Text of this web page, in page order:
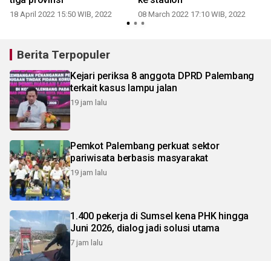
18 April 2022 15:50 WIB, 2022 08 March 2022 17:10 WIB, 2022
Berita Terpopuler
Kejari periksa 8 anggota DPRD Palembang
terkait kasus lampu jalan
19 jam lalu
Pemkot Palembang perkuat sektor
pariwisata berbasis masyarakat
19 jam lalu
1.400 pekerja di Sumsel kena PHK hingga
Juni 2026, dialog jadi solusi utama
7 jam lalu